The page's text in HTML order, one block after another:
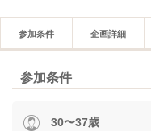
参加条件 企画詳細
参加条件
30〜37歳